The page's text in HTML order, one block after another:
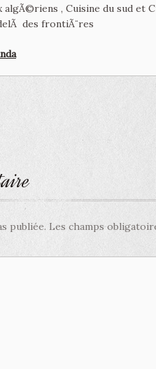
algÃ©riens , Cuisine du sud et
des frontiÃ¨res
publiée. Les champs